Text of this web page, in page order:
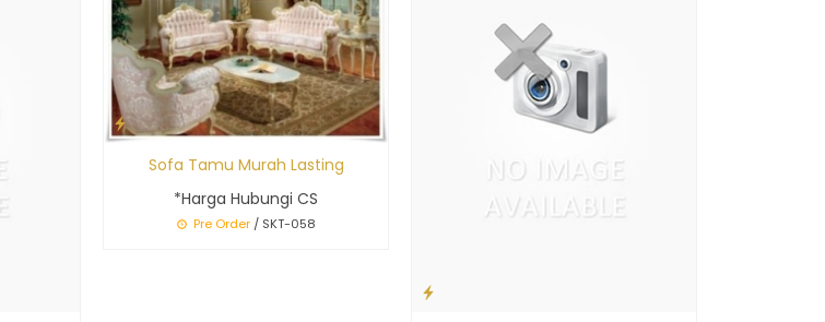
Sofa Tamu Murah Lasting
*Harga Hubungi CS
Pre Order/ SKT-058